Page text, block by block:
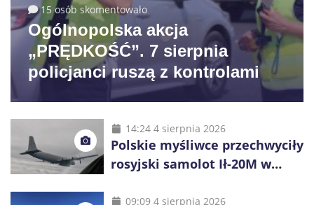
15 osób skomentowało
Ogólnopolska akcja
„PRĘDKOŚĆ”. 7 sierpnia
policjanci ruszą z kontrolami
14:24 4 sierpnia 2026
Polskie myśliwce przechwyciły
rosyjski samolot Ił-20M w
09:09 4 sierpnia 2026